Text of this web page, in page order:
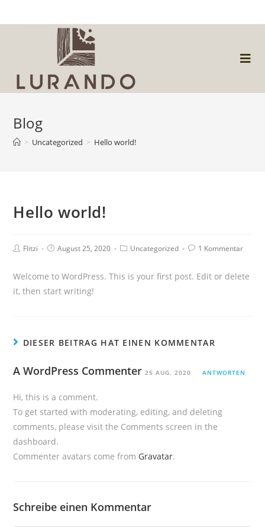
Inhalt
Blog
> Uncategorized > Hello world!
Hello world!
Beitrags-
Flitzi
Beitrag
August 25, 2020
Beitrags-
Uncategorized
Beitrags-
1 Kommentar
Welcome to WordPress. This is your first post. Edit or delete
it, then start writing!
DIESER BEITRAG HAT EINEN KOMMENTAR
A WordPress Commenter 25 AUG. 2020 ANTWORTEN
Hi, this is a comment.
To get started with moderating, editing, and deleting
comments, please visit the Comments screen in the
dashboard.
Commenter avatars come from Gravatar.
Schreibe einen Kommentar